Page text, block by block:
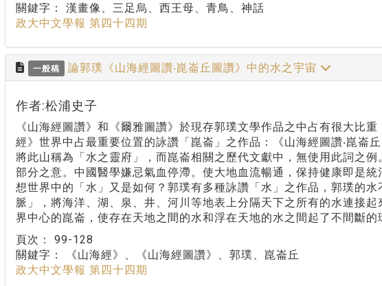
關鍵字： 漢畫像、三足烏、西王母、青鳥、神話
政大中文學報 第四十四期
一般稿 論郭璞《山海經圖讚‧崑崙丘圖讚》中的水之宇宙
作者:松浦史子
《山海經圖讚》和《爾雅圖讚》於現存郭璞文學作品之中占有很大比
經》世界中占最重要位置的詠讚「崑崙」之作品：《山海經圖讚‧崑崙
將此山稱為「水之靈府」，而崑崙相關之歷代文獻中，無使用此詞之
部分之意。中國醫學嫌忌氣血停滯。使大地血流暢通，保持健康即是
想世界中的「水」又是如何？郭璞有多種詠讚「水」之作品，郭璞的
脈」，將海洋、湖、泉、井、河川等地表上分隔天下之所有的水連接
界中心的崑崙，使存在天地之間的水和浮在天地的水之間起了不間斷的
頁次： 99-128
關鍵字：
《山海經》、《山海經圖讚》、郭璞、崑崙丘
政大中文學報 第四十四期